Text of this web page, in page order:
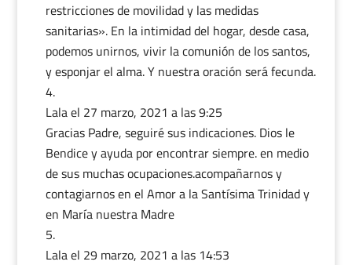
restricciones de movilidad y las medidas
sanitarias». En la intimidad del hogar, desde casa,
podemos unirnos, vivir la comunión de los santos,
y esponjar el alma. Y nuestra oración será fecunda.
Lalael 27 marzo, 2021 a las 9:25
Gracias Padre, seguiré sus indicaciones. Dios le
Bendice y ayuda por encontrar siempre. en medio
de sus muchas ocupaciones.acompañarnos y
contagiarnos en el Amor a la Santísima Trinidad y
en María nuestra Madre
Lalael 29 marzo, 2021 a las 14:53